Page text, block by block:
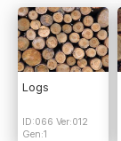
Logs
ID:066 Ver:012
Gen:1